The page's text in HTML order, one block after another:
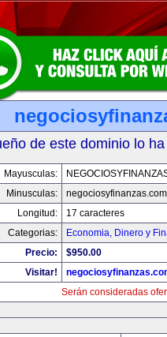
de este dominio lo
Mayusculas:
Minusculas:
negociosyfinanzas.com
Longitud:
17 caracteres
Categorias:
Economia, Dinero y
Precio:
$950.00
Visitar!
Serán consideradas